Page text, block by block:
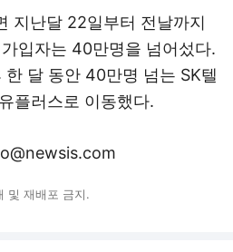
지난달 22일부터 전날까지
입자는 40만명을 넘어섰다.
달 동안 40만명 넘는 SK텔
플러스로 이동했다.
및 재배포 금지.